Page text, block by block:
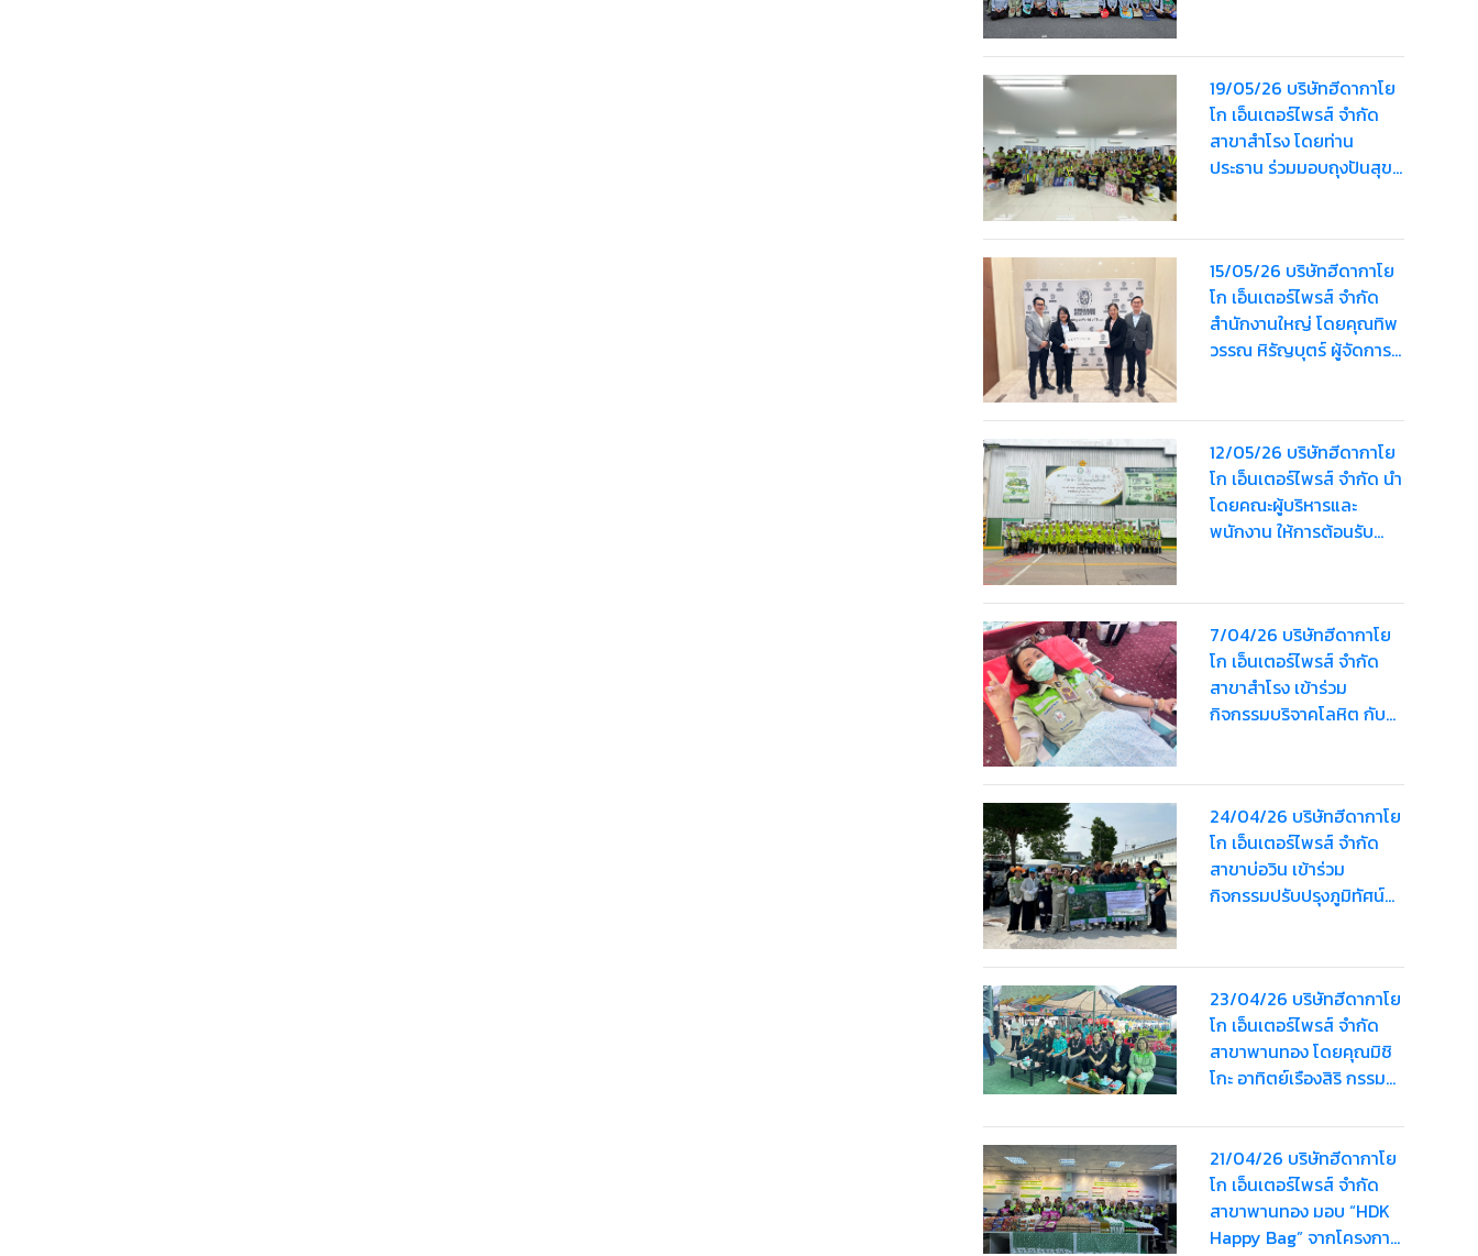
พนักงาน รวมมูลค่า
63,000 บาท
19/05/26 บริษัทฮีดากาโย
โก เอ็นเตอร์ไพรส์ จำกัด
สาขาสำโรง โดยท่าน
ประธาน ร่วมมอบถุงปันสุข
15/05/26 บริษัทฮีดากาโย
โก เอ็นเตอร์ไพรส์ จำกัด
สำนักงานใหญ่ โดยคุณทิพ
วรรณ หิรัญบุตร์ ผู้จัดการ
version 2026 และ ร่วมรับ
มอบป้ายอคิลิกจาก
Southeast Asia
Certification and
Sustainability Manager
12/05/26 บริษัทฮีดากาโย
โก เอ็นเตอร์ไพรส์ จำกัด นำ
โดยคณะผู้บริหารและ
พนักงาน ให้การต้อนรับ
จังหวัดลพบุรี และ
สำนักงานอุตสาหกรรม
จังหวัดสระบุรี
7/04/26 บริษัทฮีดากาโย
โก เอ็นเตอร์ไพรส์ จำกัด
สาขาสำโรง เข้าร่วม
กิจกรรมบริจาคโลหิต กับ
24/04/26 บริษัทฮีดากาโย
โก เอ็นเตอร์ไพรส์ จำกัด
สาขาบ่อวิน เข้าร่วม
กิจกรรมปรับปรุงภูมิทัศน์
ร่วมกับ อบต.บ่อวิน
23/04/26 บริษัทฮีดากาโย
โก เอ็นเตอร์ไพรส์ จำกัด
สาขาพานทอง โดยคุณมิชิ
โกะ อาทิตย์เรืองสิริ กรรม
"โครงการพัฒนาศักยภาพ
ผู้สูงอายุและการเตรียม
ความพร้อมเข้าสู่สังคมผู้สูง
อายุ ประจำปี 2569"
21/04/26 บริษัทฮีดากาโย
โก เอ็นเตอร์ไพรส์ จำกัด
สาขาพานทอง มอบ “HDK
Happy Bag” จากโครงการ